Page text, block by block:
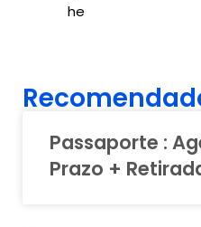
he
Passaporte :
Prazo +